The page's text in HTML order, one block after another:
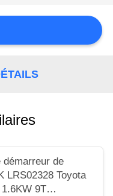
démarreur de
LRS02328 Toyota
9T